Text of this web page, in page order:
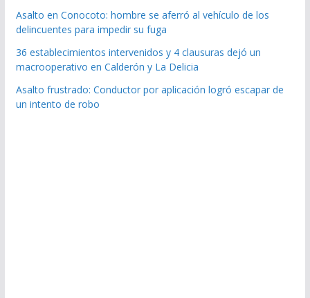
Asalto en Conocoto: hombre se aferró al vehículo de los
delincuentes para impedir su fuga
36 establecimientos intervenidos y 4 clausuras dejó un
macrooperativo en Calderón y La Delicia
Asalto frustrado: Conductor por aplicación logró escapar de
un intento de robo